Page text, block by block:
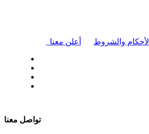
أعلن معنا الأحكام والشروط
تواصل معنا